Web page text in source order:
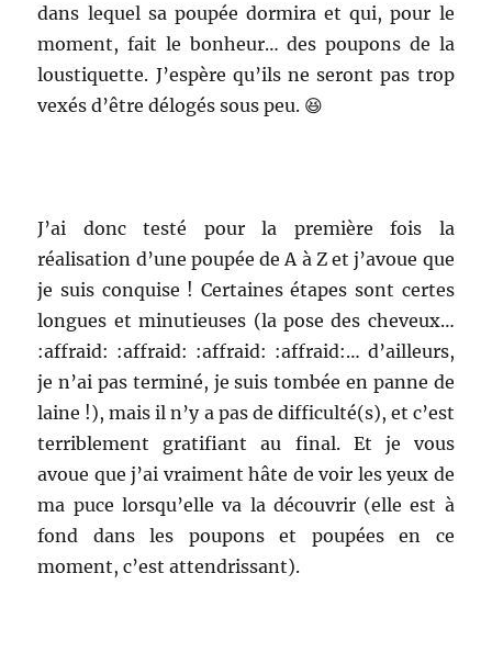
dans lequel sa poupée dormira et qui, pour le
moment, fait le bonheur… des poupons de la
loustiquette. J’espère qu’ils ne seront pas trop
vexés d’être délogés sous peu. 😆
J’ai donc testé pour la première fois la
réalisation d’une poupée de A à Z et j’avoue que
je suis conquise ! Certaines étapes sont certes
longues et minutieuses (la pose des cheveux…
:affraid: :affraid: :affraid: :affraid:… d’ailleurs,
je n’ai pas terminé, je suis tombée en panne de
laine !), mais il n’y a pas de difficulté(s), et c’est
terriblement gratifiant au final. Et je vous
avoue que j’ai vraiment hâte de voir les yeux de
ma puce lorsqu’elle va la découvrir (elle est à
fond dans les poupons et poupées en ce
moment, c’est attendrissant).